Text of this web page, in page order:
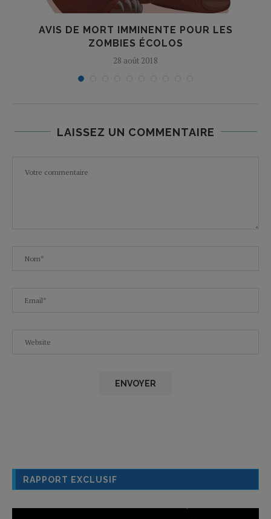
AVIS DE MORT IMMINENTE POUR LES
ZOMBIES ÉCOLOS
28 août 2018
LAISSEZ UN COMMENTAIRE
RAPPORT EXCLUSIF